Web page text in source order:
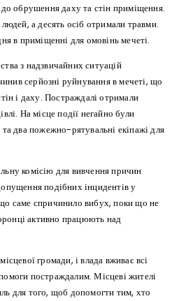
обрушення даху та стін приміщення.
людей, а десять осіб отримали травми.
в приміщенні для омовінь мечеті.
з надзвичайних ситуацій
серйозні руйнування в мечеті, що
і даху. Постраждалі отримали
На місце події негайно були
та два пожежно-рятувальні екіпажі для
комісію для вивчення причин
подібних інцидентів у
саме спричинило вибух, поки що не
активно працюють над
громади, і влада вживає всі
постраждалим. Місцеві жителі
для того, щоб допомогти тим, хто